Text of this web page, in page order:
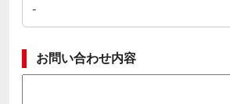
お問い合わせ内容